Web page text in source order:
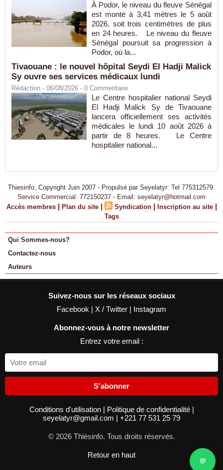
À Podor, le niveau du fleuve Sénégal
est monté à 3,41 mètres le 5 août
2026, soit trois centimètres de plus
en 24 heures. Le niveau du fleuve
Sénégal poursuit sa progression à
Podor, où la...
Tivaouane : le nouvel hôpital Seydi El Hadji Malick
Sy ouvre ses services médicaux lundi
Rédaction - 06/08/2026 - 0 Commentaire
Le Centre hospitalier national Seydi
El Hadji Malick Sy de Tivaouane
lancera officiellement ses activités
médicales le lundi 10 août 2026 à
partir de 8 heures. Le Centre
hospitalier national...
Thiesinfo, Copyright Juin 2007 - Propulsé par Seyelatyr: Tel 775312579.
Service Commercial: 772150237 - Email: seyelatyr@hotmail.com
Accès membres | Plan du site | Syndication | Inscription au site |
Tags
Qui Sommes-nous?
Contactez-nous
Auteurs
Suivez-nous sur les réseaux sociaux
Facebook | X / Twitter | Instagram
Abonnez-vous à notre newsletter
Entrez votre email :
S'abonner
Conditions d'utilisation | Politique de confidentialité |
seyelatyr@gmail.com | +221 77 531 25 79
© 2026 Thièsinfo. Tous droits réservés.
Retour en haut
💬